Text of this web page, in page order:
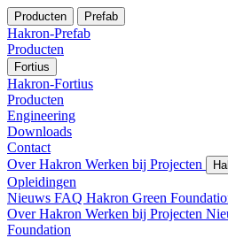
Producten Prefab
Hakron-Prefab
Producten
Fortius
Hakron-Fortius
Producten
Engineering
Downloads
Contact
Over Hakron Werken bij Projecten
Opleidingen
Nieuws FAQ Hakron Green
Over Hakron Werken bij Projecten
Foundation